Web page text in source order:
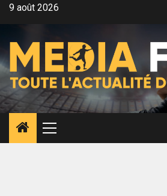
Aller9 août 2026
Menu
principal